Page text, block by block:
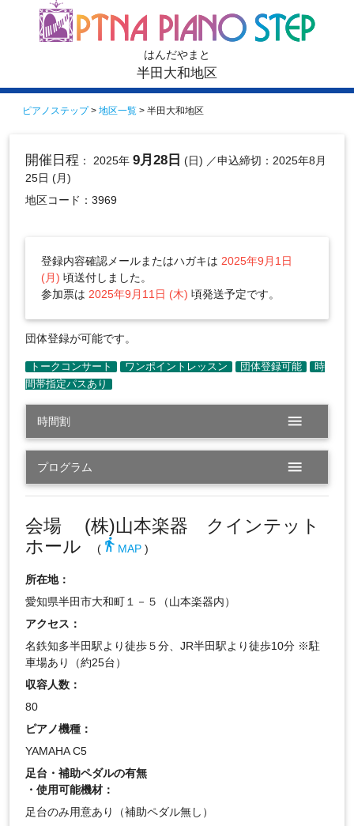
はんだやまと
半田大和地区
ピアノステップ> 地区一覧 > 半田大和地区
開催日程 ： 2025年 9月28日 (日) ／申込締切：2025年8月
25日 (月)
地区コード：3969
登録内容確認メールまたはハガキは 2025年9月1日
(月) 頃送付しました。
参加票は 2025年9月11日 (木) 頃発送予定です。
団体登録が可能です。
時間割 menu
プログラム menu
会場 (株)山本楽器 クインテット
ホール
(directions_walk MAP)
所在地：
愛知県半田市大和町１－５（山本楽器内）
アクセス：
名鉄知多半田駅より徒歩５分、JR半田駅より徒歩10分 ※駐
車場あり（約25台）
収容人数：
80
ピアノ機種：
YAMAHA C5
足台・補助ペダルの有無
・使用可能機材：
足台のみ用意あり（補助ペダル無し）